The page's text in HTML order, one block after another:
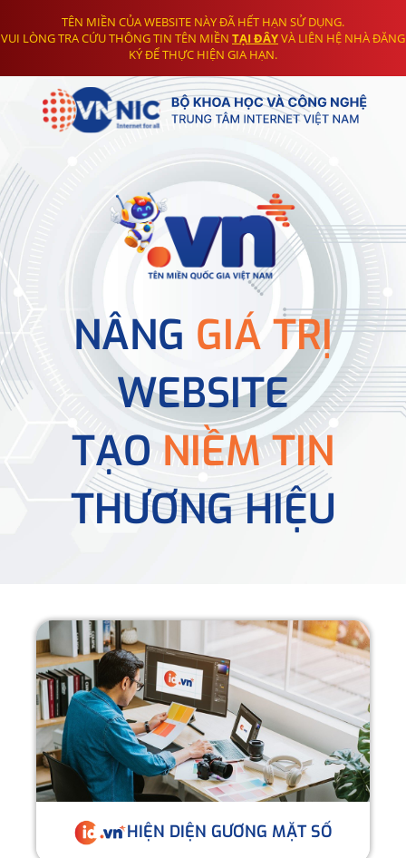
TÊN MIỀN CỦA WEBSITE NÀY ĐÃ HẾT HẠN SỬ DỤNG.
VUI LÒNG TRA CỨU THÔNG TIN TÊN MIỀN TẠI ĐÂYVÀ LIÊN HỆ NHÀ ĐĂNG
KÝ ĐỂ THỰC HIỆN GIA HẠN.
NÂNG GIÁ TRỊ
WEBSITE
TẠONIỀM TIN
THƯƠNG HIỆU
HIỆN DIỆN GƯƠNG MẶT SỐ